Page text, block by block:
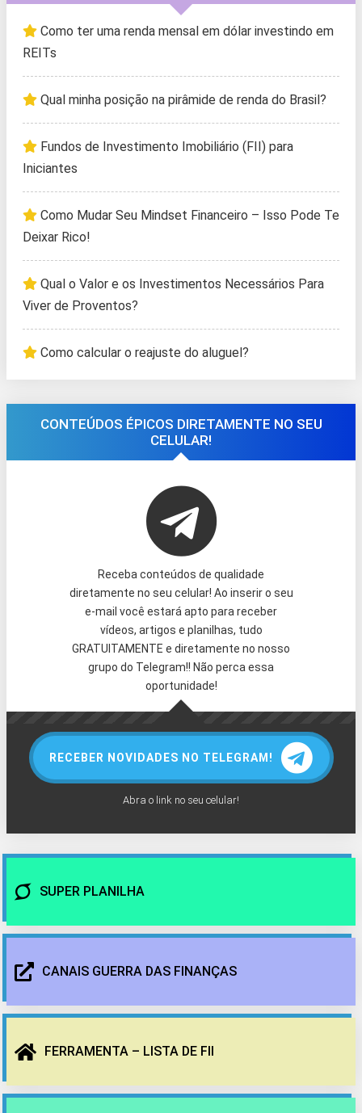
Como ter uma renda mensal em dólar investindo em
REITs
Qual minha posição na pirâmide de renda do Brasil?
Fundos de Investimento Imobiliário (FII) para
Iniciantes
Como Mudar Seu Mindset Financeiro – Isso Pode Te
Deixar Rico!
Qual o Valor e os Investimentos Necessários Para
Viver de Proventos?
Como calcular o reajuste do aluguel?
CONTEÚDOS ÉPICOS DIRETAMENTE NO SEU
CELULAR!
Receba conteúdos de qualidade
diretamente no seu celular! Ao inserir o seu
e-mail você estará apto para receber
vídeos, artigos e planilhas, tudo
GRATUITAMENTE e diretamente no nosso
grupo do Telegram!! Não perca essa
oportunidade!
RECEBER NOVIDADES NO TELEGRAM!
Abra o link no seu celular!
SUPER PLANILHA
CANAIS GUERRA DAS FINANÇAS
FERRAMENTA – LISTA DE FII